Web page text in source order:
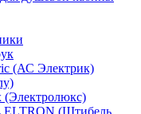
(АС Электрик)
(Электролюкс)
ELTRON (Штибель